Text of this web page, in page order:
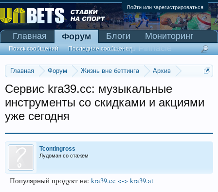
Войти или зарегистрироваться
Главная Форум Жизнь вне беттинга
Архив
Сервис kra39.cc: музыкальные
инструменты со скидками и акциями
уже сегодня
Tcontingross
Лудоман со стажем
Популярный продукт на: kra39.cc <-> kra39.at
Главная Форум
Поиск сообщений Последние сообщения
Блоги
Мониторинг
Сканер Pinnacle